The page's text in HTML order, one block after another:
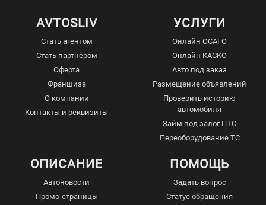
AVTOSLIV
Стать агентом
Стать партнёром
Оферта
Франшиза
О компании
Контакты и реквизиты
УСЛУГИ
Онлайн ОСАГО
Онлайн КАСКО
Авто под заказ
Размещение объявлений
Проверить историю
автомобиля
Займ под залог ПТС
Переоборудование ТС
ОПИСАНИЕ
Автоновости
Промо-страницы
ПОМОЩЬ
Задать вопрос
Статус обращения